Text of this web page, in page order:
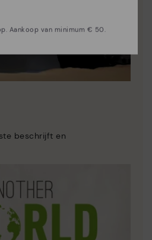
beschrijft en
Aankoop van minimum € 50.